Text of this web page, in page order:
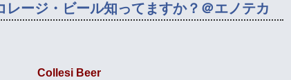
ージ・ビール知ってますか？＠エノテカ
Collesi Beer